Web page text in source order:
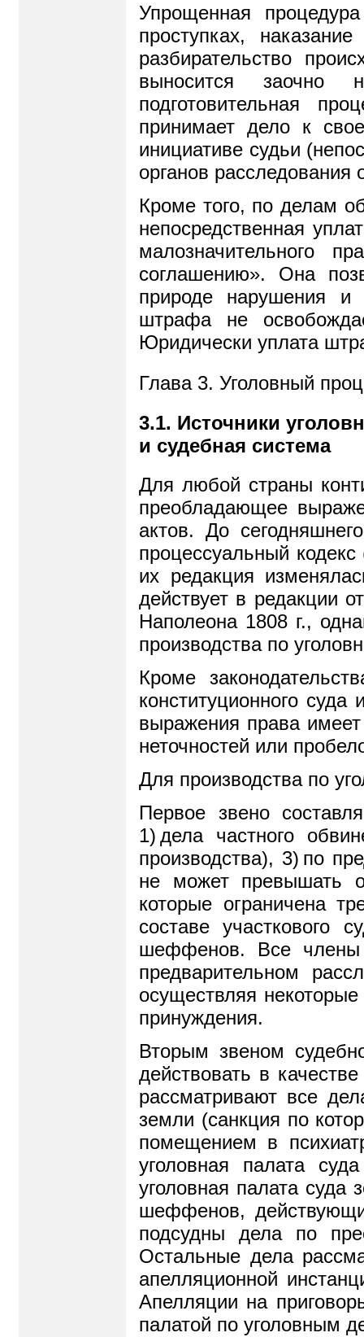
Упрощенная
проступках,
разбирательство
выносится заочно
подготовительная
принимает дело к
инициативе судьи
органов расследования
Кроме того, по делам
непосредственная
малозначительного
соглашению». Она
природе нарушения и
штрафа не
Юридически уплата
Глава 3. Уголовный
3.1. Источники
и судебная система
Для любой страны
преобладающее
актов. До
процессуальный
их редакция
действует в редакции
Наполеона 1808 г.,
производства по
Кроме
конституционного
выражения права
неточностей или
Для производства по
Первое звено
1)дела частного
производства), 3) по
не может превышать
которые ограничена
составе
шеффенов. Все члены
предварительном
осуществляя
принуждения.
Вторым звеном
действовать в
рассматривают все
земли (санкция по
помещением в
уголовная палата
уголовная палата суда
шеффенов,
подсудны дела по
Остальные дела
апелляционной
Апелляции на
палатой по уголовным